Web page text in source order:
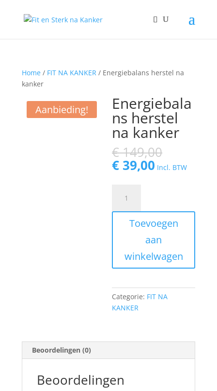
Home/ FIT NA KANKER/ Energiebalans herstel na
kanker
Aanbieding! Energiebala
ns herstel
na kanker
€149,00
prijs
was:
€ 39,00Huidige
prijs
Incl. BTW
herstel
na
kankerToevoegen
aan
winkelwagen
Categorie: FIT NA
KANKER
Beoordelingen (0)
Beoordelingen